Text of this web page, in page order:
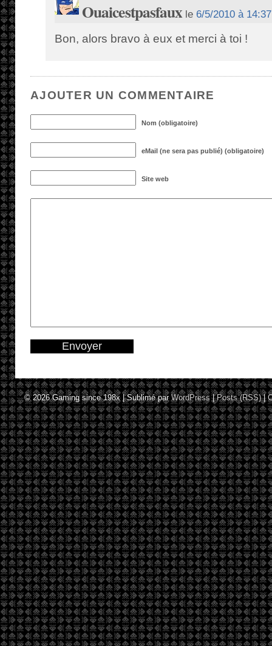
Ouaicestpasfauxle 6/5/2010 à 14:37
Bon, alors bravo à eux et merci à toi !
AJOUTER UN COMMENTAIRE
Nom (obligatoire)
eMail (ne sera pas publié) (obligatoire)
Site web
© 2026Gaming since 198x|Sublimé par WordPress |Posts (RSS)|